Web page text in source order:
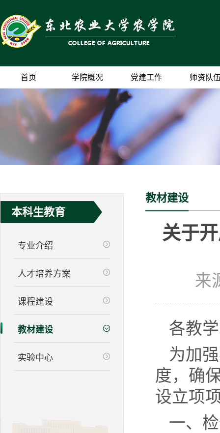
首页 学院概况 党建工作 师资队
本科生教育
专业介绍
人才培养方案
课程建设
教材建设
实验中心
教材建设
关于
来
各教
为加
度，确
设立项
一、